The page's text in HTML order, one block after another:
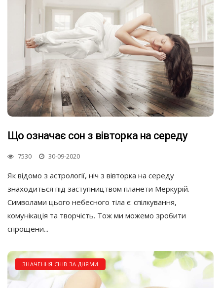
Що означає сон з вівторка на середу
7530 30-09-2020
Як відомо з астрології, ніч з вівторка на середу
знаходиться під заступництвом планети Меркурій.
Символами цього небесного тіла є: спілкування,
комунікація та творчість. Тож ми можемо зробити
спрощени...
ЗНАЧЕННЯ СНІВ ЗА ДНЯМИ